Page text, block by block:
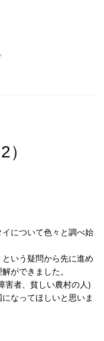
イについて色々と調べ始
いう疑問から先に進め
ができました。
害者、貧しい農村の人)
なってほしいと思いま